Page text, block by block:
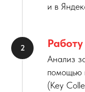
и в
Анализ
помощью
(Key